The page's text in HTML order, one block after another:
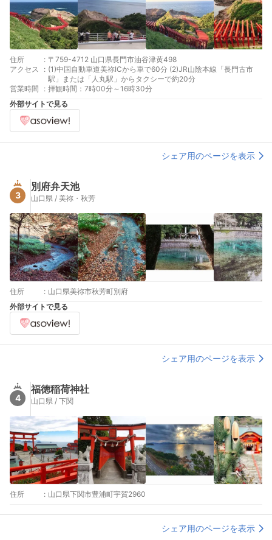
住所 :
〒759-4712 山口県長門市油谷津黄498
アクセス
: (1)中国自動車道美祢ICから車で60分 (2)JR山陰本線「長門古市
駅」または「人丸駅」からタクシーで約20分
営業時間
: 拝観時間：7時00分～16時30分
外部サイトで見る
シェア用のページを表示
3
別府弁天池
山口県 / 美祢・秋芳
住所 : 山口県美祢市秋芳町別府
外部サイトで見る
シェア用のページを表示
4
福徳稲荷神社
山口県 / 下関
住所 : 山口県下関市豊浦町宇賀2960
シェア用のページを表示